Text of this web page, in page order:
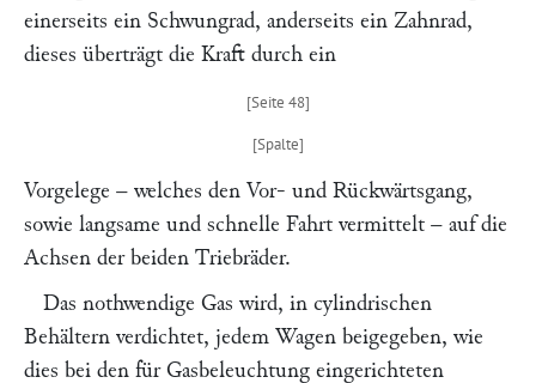
einerseits ein Schwungrad, anderseits ein Zahnrad,
dieses überträgt die Kraft durch ein
Vorgelege – welches den Vor- und Rückwärtsgang,
sowie langsame und schnelle Fahrt vermittelt – auf die
Achsen der beiden Triebräder.
Das nothwendige Gas wird, in cylindrischen
Behältern verdichtet, jedem Wagen beigegeben, wie
dies bei den für Gasbeleuchtung eingerichteten